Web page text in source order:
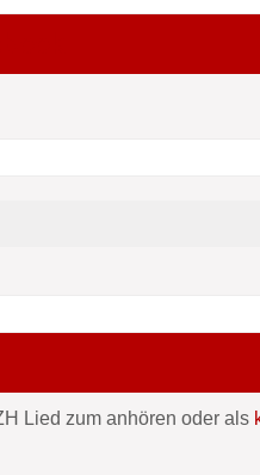
Lied zum anhören oder als